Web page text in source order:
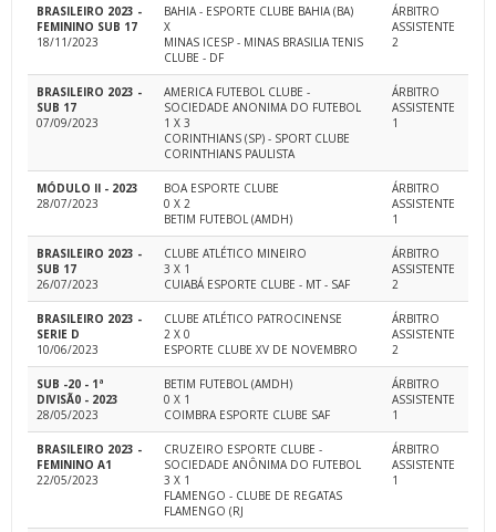
BRASILEIRO 2023 -
FEMININO SUB 17
18/11/2023
BAHIA - ESPORTE CLUBE BAHIA (BA)
X
MINAS ICESP - MINAS BRASILIA TENIS
CLUBE - DF
ÁRBITRO
ASSISTENTE
2
BRASILEIRO 2023 -
SUB 17
07/09/2023
AMERICA FUTEBOL CLUBE -
SOCIEDADE ANONIMA DO FUTEBOL
1 X 3
CORINTHIANS (SP) - SPORT CLUBE
CORINTHIANS PAULISTA
ÁRBITRO
ASSISTENTE
1
MÓDULO II - 2023
28/07/2023
BOA ESPORTE CLUBE
0 X 2
BETIM FUTEBOL (AMDH)
ÁRBITRO
ASSISTENTE
1
BRASILEIRO 2023 -
SUB 17
26/07/2023
CLUBE ATLÉTICO MINEIRO
3 X 1
CUIABÁ ESPORTE CLUBE - MT - SAF
ÁRBITRO
ASSISTENTE
2
BRASILEIRO 2023 -
SERIE D
10/06/2023
CLUBE ATLÉTICO PATROCINENSE
2 X 0
ESPORTE CLUBE XV DE NOVEMBRO
ÁRBITRO
ASSISTENTE
2
SUB -20 - 1ª
DIVISÃ0 - 2023
28/05/2023
BETIM FUTEBOL (AMDH)
0 X 1
COIMBRA ESPORTE CLUBE SAF
ÁRBITRO
ASSISTENTE
1
BRASILEIRO 2023 -
FEMININO A1
22/05/2023
CRUZEIRO ESPORTE CLUBE -
SOCIEDADE ANÔNIMA DO FUTEBOL
3 X 1
FLAMENGO - CLUBE DE REGATAS
FLAMENGO (RJ
ÁRBITRO
ASSISTENTE
1